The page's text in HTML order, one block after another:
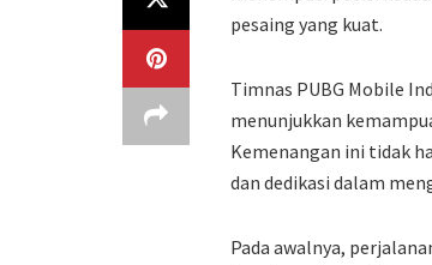
pesaing yang kuat.
Timnas PUBG Mobile
menunjukkan
Kemenangan ini tidak
dan dedikasi dalam
Pada awalnya,